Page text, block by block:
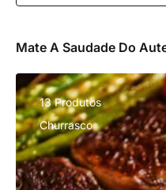
Mate A Saudade Do
13 Produtos
Churrasco